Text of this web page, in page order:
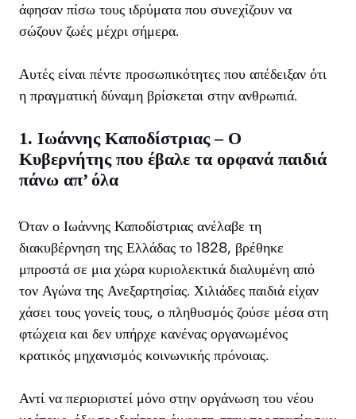
άφησαν πίσω τους ιδρύματα που συνεχίζουν να
σώζουν ζωές μέχρι σήμερα.
Αυτές είναι πέντε προσωπικότητες που απέδειξαν ότι
η πραγματική δύναμη βρίσκεται στην ανθρωπιά.
1. Ιωάννης Καποδίστριας – Ο
Κυβερνήτης που έβαλε τα ορφανά παιδιά
πάνω απ’ όλα
Όταν ο Ιωάννης Καποδίστριας ανέλαβε τη
διακυβέρνηση της Ελλάδας το 1828, βρέθηκε
μπροστά σε μια χώρα κυριολεκτικά διαλυμένη από
τον Αγώνα της Ανεξαρτησίας. Χιλιάδες παιδιά είχαν
χάσει τους γονείς τους, ο πληθυσμός ζούσε μέσα στη
φτώχεια και δεν υπήρχε κανένας οργανωμένος
κρατικός μηχανισμός κοινωνικής πρόνοιας.
Αντί να περιοριστεί μόνο στην οργάνωση του νέου